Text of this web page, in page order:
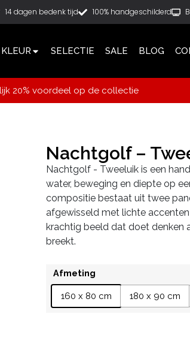
14 dagen bedenk tijd 100% handgeschilderd
KLEUR SELECTIE SALE BLOG
20% voordeel op de collectie
Nachtgolf –
Nachtgolf - Tweeluik is een
water, beweging en diepte op
compositie bestaat uit twee
afgewisseld met lichte
krachtig beeld dat doet denken
breekt.
Afmeting
160 x 80 cm 180 x 90 cm